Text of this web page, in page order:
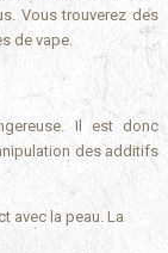
Vous trouverez des
de vape.
Il est donc
des additifs
avec la peau. La